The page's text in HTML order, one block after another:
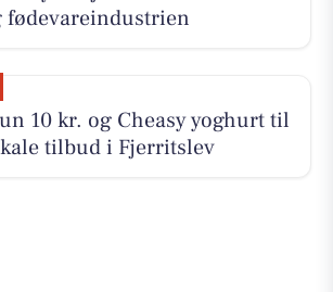
10 kr. og Cheasy yoghurt til
tilbud i Fjerritslev